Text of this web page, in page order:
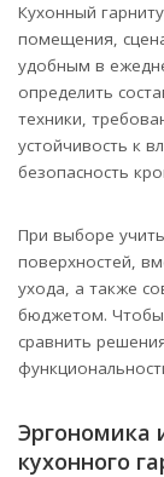
Кухонный
помещения,
удобным в
определить
техники,
устойчивость к
безопасность
При выборе
поверхностей,
ухода, а также
бюджетом. Чтобы
сравнить
Эргономика
кухонного